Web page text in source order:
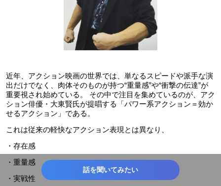
近年、アクション映画の世界では、単なるスピードや派手な演
出だけでなく、肉体そのものが持つ“重量感”や“衝撃の伝達”が
重要視され始めている。 その中で注目を集めているのが、アク
ション俳優・大東賢氏が提唱する「パワー系アクション＝効か
せるアクション」である。
これは従来の軽快なアクション表現とは異なり、
・存在感
・重量感
・実戦性
話を聞いてみたい